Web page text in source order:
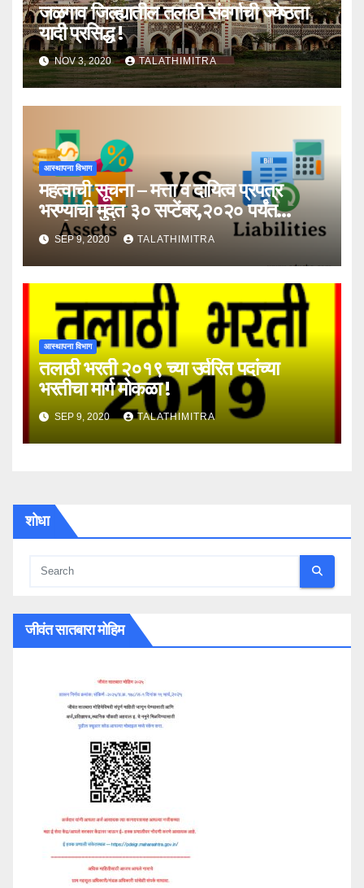
जळगाव जिल्ह्यातील तलाठी संवर्गाची ज्येष्ठता
यादी प्रसिद्ध !
NOV 3, 2020 TALATHIMITRA
आस्थापना विभाग
महत्वाची सूचना – मत्ता व दायित्व प्रपत्र
भरण्याची मुदत ३० सप्टेंबर,२०२० पर्यंत
वाढविली आहे !
SEP 9, 2020 TALATHIMITRA
आस्थापना विभाग
तलाठी भरती २०१९ च्या उर्वरित पदांच्या
भरतीचा मार्ग मोकळा !
SEP 9, 2020 TALATHIMITRA
शोधा
जीवंत सातबारा मोहिम